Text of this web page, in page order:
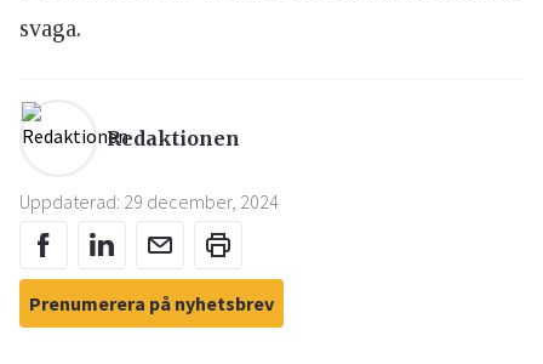
svaga.
Redaktionen
Uppdaterad: 29 december, 2024
Prenumerera på nyhetsbrev